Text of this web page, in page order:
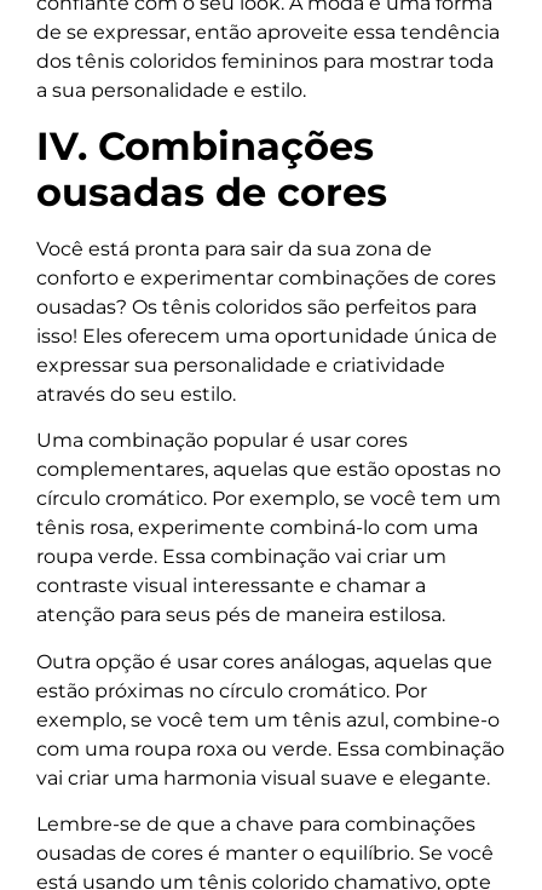
de se expressar, então aproveite essa tendência
dos tênis coloridos femininos para mostrar toda
a sua personalidade e estilo.
IV. Combinações
ousadas de cores
Você está pronta para sair da sua zona de
conforto e experimentar combinações de cores
ousadas? Os tênis coloridos são perfeitos para
isso! Eles oferecem uma oportunidade única de
expressar sua personalidade e criatividade
através do seu estilo.
Uma combinação popular é usar cores
complementares, aquelas que estão opostas no
círculo cromático. Por exemplo, se você tem um
tênis rosa, experimente combiná-lo com uma
roupa verde. Essa combinação vai criar um
contraste visual interessante e chamar a
atenção para seus pés de maneira estilosa.
Outra opção é usar cores análogas, aquelas que
estão próximas no círculo cromático. Por
exemplo, se você tem um tênis azul, combine-o
com uma roupa roxa ou verde. Essa combinação
vai criar uma harmonia visual suave e elegante.
Lembre-se de que a chave para combinações
ousadas de cores é manter o equilíbrio. Se você
está usando um tênis colorido chamativo, opte